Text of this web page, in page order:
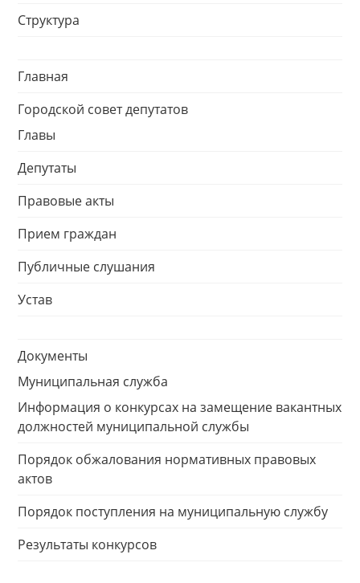
Структура
Главная
Городской совет депутатов
Главы
Депутаты
Правовые акты
Прием граждан
Публичные слушания
Устав
Документы
Муниципальная служба
Информация о конкурсах на замещение вакантных
должностей муниципальной службы
Порядок обжалования нормативных правовых
актов
Порядок поступления на муниципальную службу
Результаты конкурсов